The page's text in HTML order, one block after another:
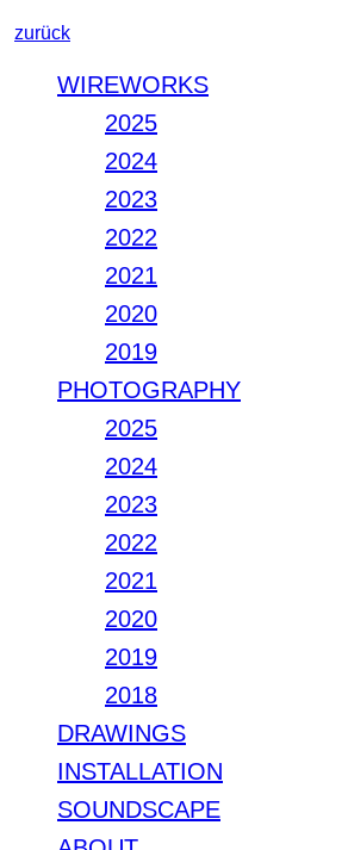
zurück
WIREWORKS
2025
2024
2023
2022
2021
2020
2019
PHOTOGRAPHY
2025
2024
2023
2022
2021
2020
2019
2018
DRAWINGS
INSTALLATION
SOUNDSCAPE